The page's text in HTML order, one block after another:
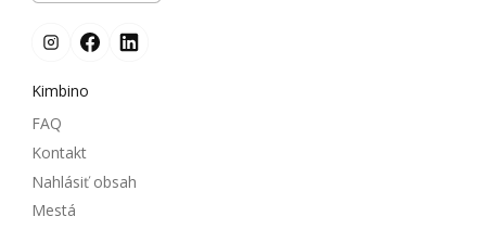
Kimbino
FAQ
Kontakt
Nahlásiť obsah
Mestá